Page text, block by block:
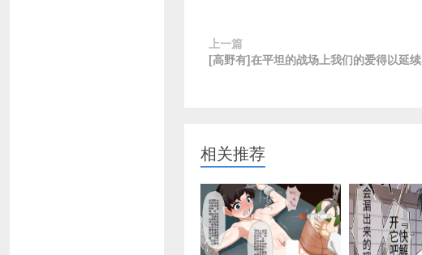
上一篇
[高野有]在平坦的战场上我们的爱得以延续
相关推荐